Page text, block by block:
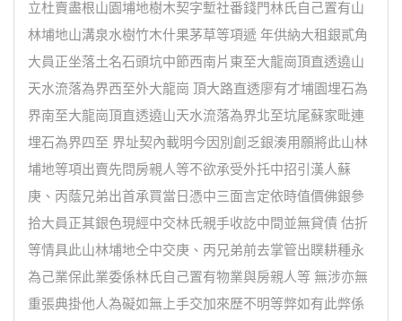
立杜賣盡根山園埔地樹木契字塹社番錢門林氏自己置有山
林埔地山溝泉水樹竹木什果茅草等項遞 年供納大租銀貳角
大員正坐落土名石頭坑中節西南片東至大龍崗頂直透遶山
天水流落為界西至外大龍崗 頂大路直透廖有才埔園埋石為
界南至大龍崗頂直透遶山天水流落為界北至坑尾蘇家毗連
埋石為界四至 界址契內載明今因別創乏銀湊用願將此山林
埔地等項出賣先問房親人等不欲承受外托中招引漢人蘇
庚、丙蔭兄弟出首承買當日憑中三面言定依時值價佛銀參
拾大員正其銀色現經中交林氏親手收訖中間並無貸債 估折
等情具此山林埔地仝中交庚、丙兄弟前去掌管出贌耕種永
為己業保此業委係林氏自己置有物業與房親人等 無涉亦無
重張典掛他人為礙如無上手交加來歷不明等弊如有此弊係